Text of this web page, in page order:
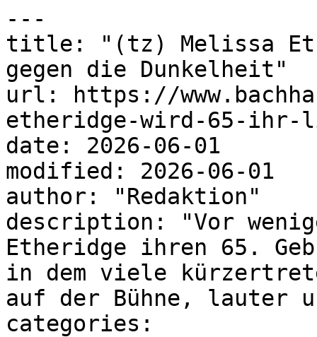
---
title: "(tz) Melissa
gegen die Dunkelheit"
url: https://
etheridge-wird-65-ihr-
date: 2026-06-01
modified: 2026-06-01
author: "Redaktion"
description: "Vor
Etheridge ihren 65.
in dem viele
auf der Bühne,
categories: